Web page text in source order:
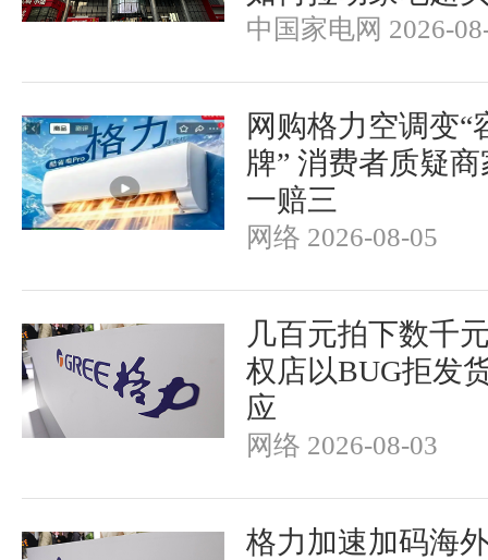
中国家电网 2026-
网购格力空调变“
牌” 消费者质疑
一赔三
网络 2026-08-05
几百元拍下数千
权店以BUG拒发
应
网络 2026-08-03
格力加速加码海